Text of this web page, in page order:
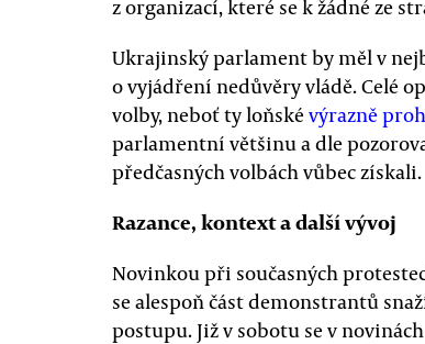
z organizací, které se k žádné ze
Ukrajinský parlament by měl v
o vyjádření nedůvěry vládě. Celé
volby, neboť ty loňskévýrazně
parlamentní většinu a dle
předčasných volbách vůbec získali.
Razance, kontext a další vývoj
Novinkou při současných
se alespoň část demonstrantů
postupu. Již v sobotu se v